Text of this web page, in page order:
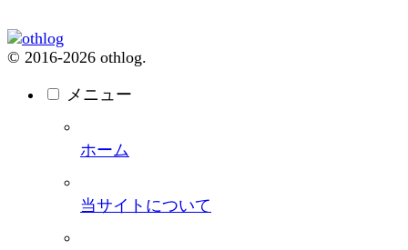
© 2016-2026 othlog.
メニュー
ホーム
当サイトについて